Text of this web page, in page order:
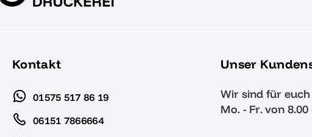
Kontakt
01575 517 86 19
06151 7866664
Unser
Wir sind für
Mo. - Fr. von